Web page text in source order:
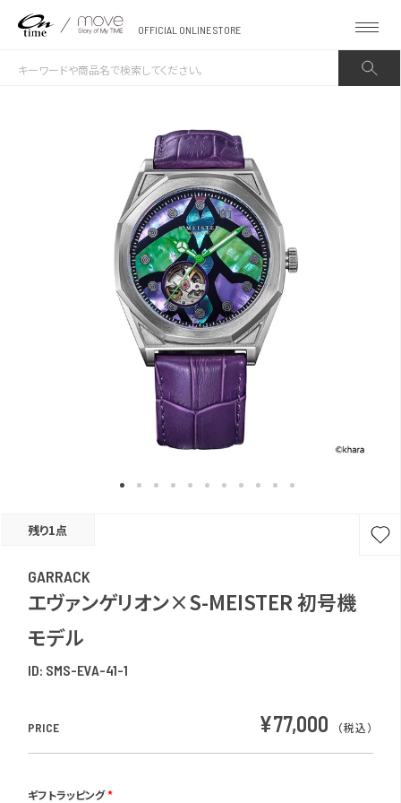
OFFICIAL ONLINE STORE
残り1点
GARRACK
エヴァンゲリオン×S-MEISTER 初号機
モデル
ID: SMS-EVA-41-1
PRICE ¥77,000 （税込）
ギフトラッピング*